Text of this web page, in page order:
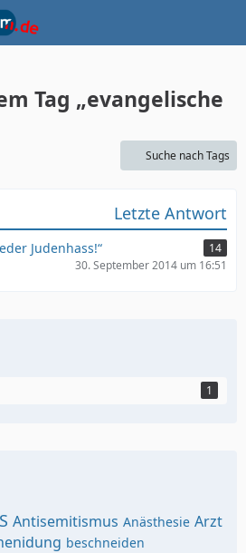
Tag „evangelische
Suche nach Tags
Letzte Antwort
Judenhass!“
14
30. September 2014 um 16:51
1
Antisemitismus Anästhesie Arzt
beschneiden